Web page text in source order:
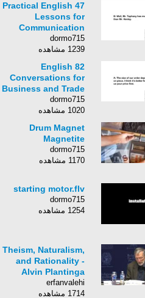
47 Practical English
Lessons for
Communication
dormo715
1239 مشاهده
82 English
Conversations for
Business and Trade
dormo715
1020 مشاهده
Drum Magnet
Magnetite
dormo715
1170 مشاهده
starting motor.flv
dormo715
1254 مشاهده
Theism, Naturalism,
and Rationality -
Alvin Plantinga
erfanvalehi
1714 مشاهده